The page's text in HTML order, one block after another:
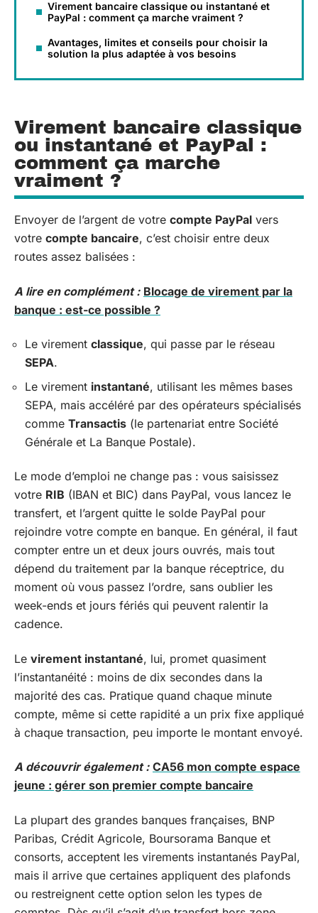
Virement bancaire classique ou instantané et
PayPal : comment ça marche vraiment ?
Avantages, limites et conseils pour choisir la
solution la plus adaptée à vos besoins
Virement bancaire classique
ou instantané et PayPal :
comment ça marche
vraiment ?
Envoyer de l’argent de votre compte PayPal vers
votre compte bancaire, c’est choisir entre deux
routes assez balisées :
A lire en complément : Blocage de virement par la
banque : est-ce possible ?
Le virement classique, qui passe par le réseau
SEPA.
Le virement instantané, utilisant les mêmes bases
SEPA, mais accéléré par des opérateurs spécialisés
comme Transactis (le partenariat entre Société
Générale et La Banque Postale).
Le mode d’emploi ne change pas : vous saisissez
votre RIB (IBAN et BIC) dans PayPal, vous lancez le
transfert, et l’argent quitte le solde PayPal pour
rejoindre votre compte en banque. En général, il faut
compter entre un et deux jours ouvrés, mais tout
dépend du traitement par la banque réceptrice, du
moment où vous passez l’ordre, sans oublier les
week-ends et jours fériés qui peuvent ralentir la
cadence.
Le virement instantané, lui, promet quasiment
l’instantanéité : moins de dix secondes dans la
majorité des cas. Pratique quand chaque minute
compte, même si cette rapidité a un prix fixe appliqué
à chaque transaction, peu importe le montant envoyé.
A découvrir également : CA56 mon compte espace
jeune : gérer son premier compte bancaire
La plupart des grandes banques françaises, BNP
Paribas, Crédit Agricole, Boursorama Banque et
consorts, acceptent les virements instantanés PayPal,
mais il arrive que certaines appliquent des plafonds
ou restreignent cette option selon les types de